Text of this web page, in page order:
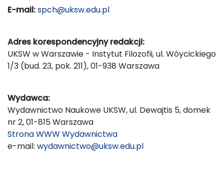
E-mail:spch@uksw.edu.pl
Adres korespondencyjny redakcji:
UKSW w Warszawie - Instytut Filozofii, ul. Wóycickiego
1/3 (bud. 23, pok. 211), 01-938 Warszawa
Wydawca:
Wydawnictwo Naukowe UKSW, ul. Dewajtis 5, domek
nr 2, 01-815 Warszawa
Strona WWW Wydawnictwa
e-mail: wydawnictwo@uksw.edu.pl